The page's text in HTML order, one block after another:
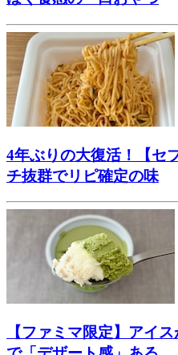
4年ぶりの大復活！【セ
チ抜群でリピ確定の味
【ファミマ限定】アイ